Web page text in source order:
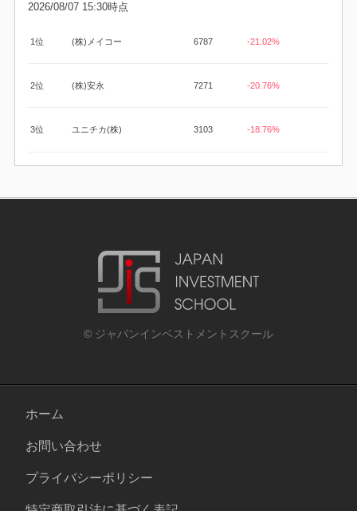
2026/08/07 15:30時点
1位 (株)メイコー 6787 -21.02%
2位 (株)安永 7271 -20.76%
3位 ユニチカ(株) 3103 -18.76%
© ジャパンインベストメントスクール
ホーム
お問い合わせ
プライバシーポリシー